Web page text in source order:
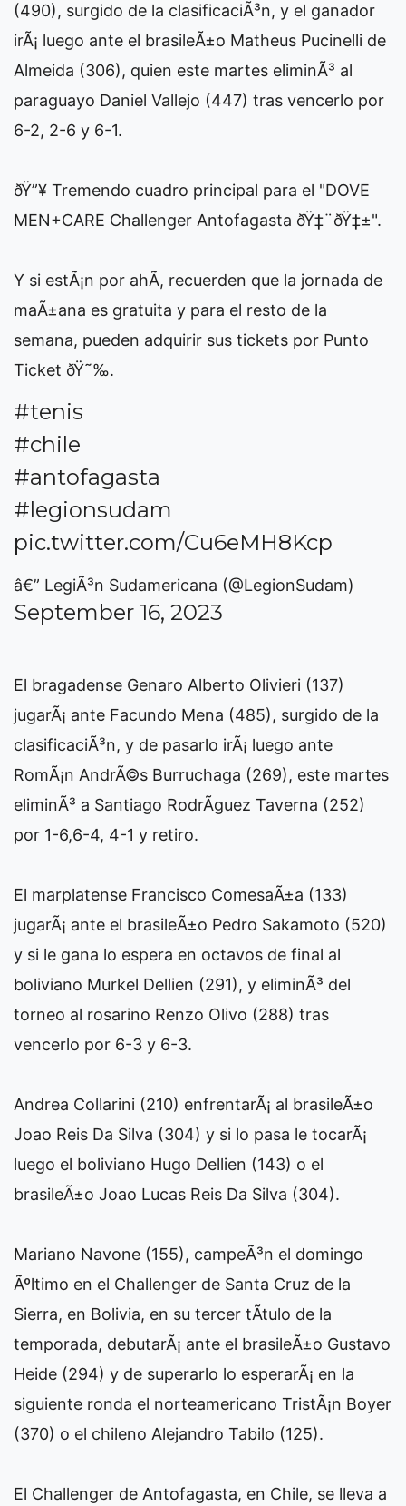
(490), surgido de la clasificaciÃ³n, y el ganador
irÃ¡ luego ante el brasileÃ±o Matheus Pucinelli de
Almeida (306), quien este martes eliminÃ³ al
paraguayo Daniel Vallejo (447) tras vencerlo por
6-2, 2-6 y 6-1.
ðŸ”¥ Tremendo cuadro principal para el "DOVE
MEN+CARE Challenger Antofagasta ðŸ‡¨ðŸ‡±".
Y si estÃ¡n por ahÃ­, recuerden que la jornada de
maÃ±ana es gratuita y para el resto de la
semana, pueden adquirir sus tickets por Punto
Ticket ðŸ˜‰.
#tenis
#chile
#antofagasta
#legionsudam
pic.twitter.com/Cu6eMH8Kcp
â€” LegiÃ³n Sudamericana (@LegionSudam)
September 16, 2023
El bragadense Genaro Alberto Olivieri (137)
jugarÃ¡ ante Facundo Mena (485), surgido de la
clasificaciÃ³n, y de pasarlo irÃ¡ luego ante
RomÃ¡n AndrÃ©s Burruchaga (269), este martes
eliminÃ³ a Santiago RodrÃ­guez Taverna (252)
por 1-6,6-4, 4-1 y retiro.
El marplatense Francisco ComesaÃ±a (133)
jugarÃ¡ ante el brasileÃ±o Pedro Sakamoto (520)
y si le gana lo espera en octavos de final al
boliviano Murkel Dellien (291), y eliminÃ³ del
torneo al rosarino Renzo Olivo (288) tras
vencerlo por 6-3 y 6-3.
Andrea Collarini (210) enfrentarÃ¡ al brasileÃ±o
Joao Reis Da Silva (304) y si lo pasa le tocarÃ¡
luego el boliviano Hugo Dellien (143) o el
brasileÃ±o Joao Lucas Reis Da Silva (304).
Mariano Navone (155), campeÃ³n el domingo
Ãºltimo en el Challenger de Santa Cruz de la
Sierra, en Bolivia, en su tercer tÃ­tulo de la
temporada, debutarÃ¡ ante el brasileÃ±o Gustavo
Heide (294) y de superarlo lo esperarÃ¡ en la
siguiente ronda el norteamericano TristÃ¡n Boyer
(370) o el chileno Alejandro Tabilo (125).
El Challenger de Antofagasta, en Chile, se lleva a